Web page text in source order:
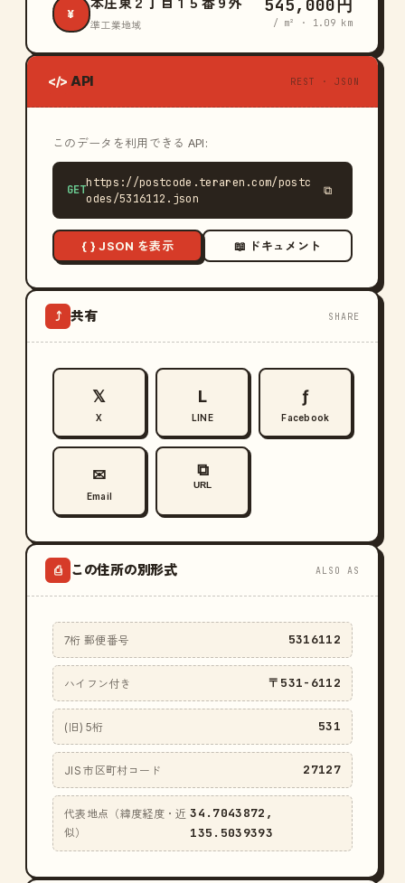
¥
準工業地域
545,000円
/ m² · 1.09 km
</> API REST · JSON
このデータを利用できる API:
GET
https://postcode.teraren.com/postc
odes/5316112.json
⧉
{ } JSON を表示 📖 ドキュメント
⤴ 共有 SHARE
𝕏
X
L
LINE
ƒ
Facebook
✉
Email
⧉
URL
⎙ この住所の別形式 ALSO AS
7桁 郵便番号 5316112
ハイフン付き 〒531-6112
(旧) 5桁 531
JIS 市区町村コード 27127
代表地点（緯度経度・近
似）
34.7043872,
135.5039393